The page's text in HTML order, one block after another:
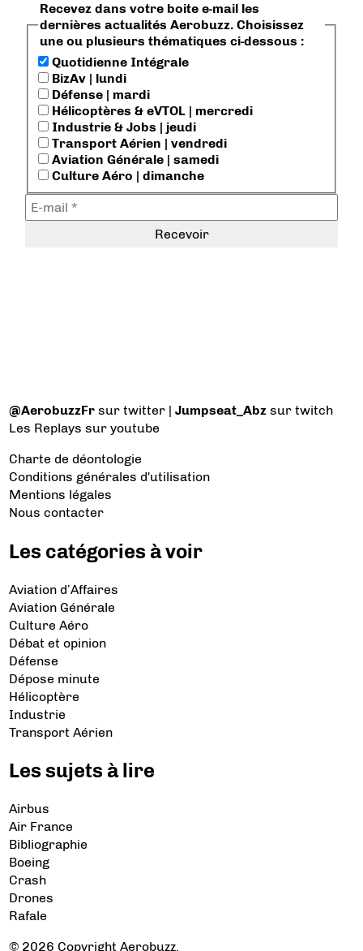
Recevez dans votre boite e-mail les
dernières actualités Aerobuzz. Choisissez
une ou plusieurs thématiques ci-dessous :
Quotidienne Intégrale
BizAv | lundi
Défense | mardi
Hélicoptères & eVTOL | mercredi
Industrie & Jobs | jeudi
Transport Aérien | vendredi
Aviation Générale | samedi
Culture Aéro | dimanche
@AerobuzzFr sur twitter |Jumpseat_Abz sur twitch
Les Replays sur youtube
Charte de déontologie
Conditions générales d'utilisation
Mentions légales
Nous contacter
Les catégories à voir
Aviation d’Affaires
Aviation Générale
Culture Aéro
Débat et opinion
Défense
Dépose minute
Hélicoptère
Industrie
Transport Aérien
Les sujets à lire
Airbus
Air France
Bibliographie
Boeing
Crash
Drones
Rafale
© 2026 Copyright Aerobuzz.